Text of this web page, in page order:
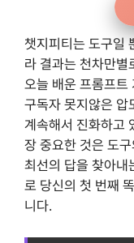
챗지피티는 도구일
라 결과는 천차만별
오늘 배운 프롬프트
구독자 못지않은 압
계속해서 진화하고
장 중요한 것은 도
최선의 답을 찾아내
로 당신의 첫 번째
니다.